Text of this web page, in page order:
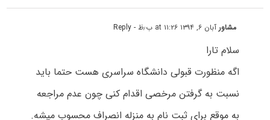
مشاورآبان ۶, ۱۳۹۴ at ۱۱:۲۶ ب٫ظ - Reply
سلام تارا
اگه منظورت قبولی دانشگاه سراسری هست حتما باید
نسبت به گرفتن مرخصی اقدام کنی چون عدم مراجعه
به موقع برای ثبت نام به منزله انصراف محسوب میشه.